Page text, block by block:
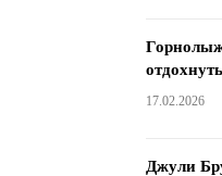
17.02.2026
Джули